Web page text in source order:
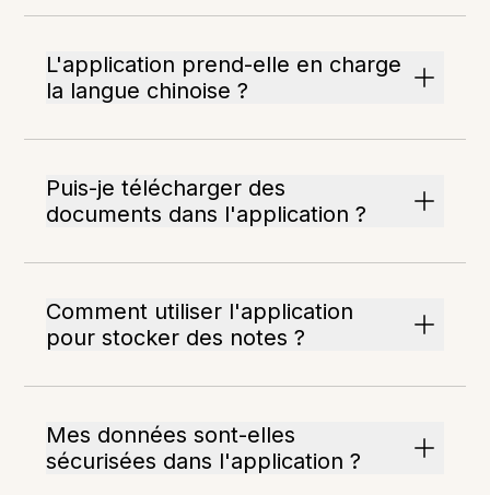
L'application prend-elle en charge
la langue chinoise ?
Puis-je télécharger des
documents dans l'application ?
Comment utiliser l'application
pour stocker des notes ?
Mes données sont-elles
sécurisées dans l'application ?